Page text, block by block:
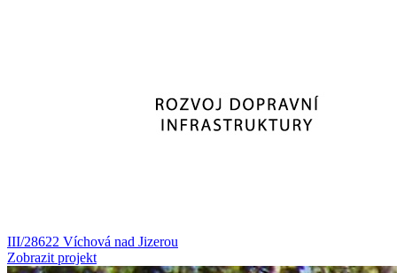
III/28622 Víchová nad Jizerou
Zobrazit projekt